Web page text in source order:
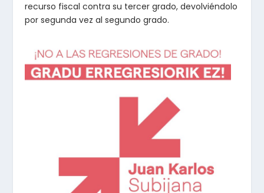
recurso fiscal contra su tercer grado, devolviéndolo
por segunda vez al segundo grado.